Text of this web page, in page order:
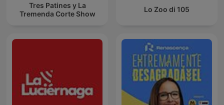
Tres Patines y La
Tremenda Corte Show
Lo Zoo di 105